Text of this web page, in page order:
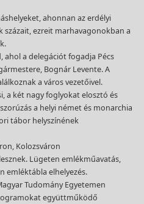
ahonnan az erdélyi
százait, ezreit marhavagonokban a
ahol a delegációt fogadja Pécs
Bognár Levente. A
a város vezetőivel.
a két nagy foglyokat elosztó és
a helyi német és monarchia
tábor helyszínének
Kolozsváron
Lügeten emlékműavatás,
emléktábla elhelyezés.
Tudomány Egyetemen
együttműködő